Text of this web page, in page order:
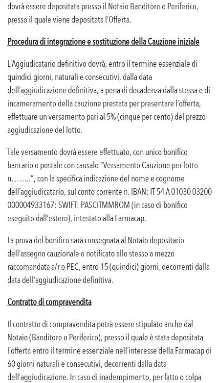
dovrà essere depositata presso il Notaio Banditore o Periferico,
presso il quale viene depositata l’Offerta.
Procedura di integrazione e sostituzione della Cauzione iniziale
L’Aggiudicatario definitivo dovrà, entro il termine essenziale di
quindici giorni, naturali e consecutivi, dalla data
dell’aggiudicazione definitiva, a pena di decadenza dalla stessa e di
incameramento della cauzione prestata per presentare l’offerta,
effettuare un versamento pari al 5% (cinque per cento) del prezzo
aggiudicazione del lotto.
Tale versamento dovrà essere effettuato, con unico bonifico
bancario o postale con causale “Versamento Cauzione per lotto
n……..”, con la specifica indicazione del nome e cognome
dell’aggiudicatario, sul conto corrente n. IBAN: IT 54 A 01030 03200
000004933167; SWIFT: PASCITMMROM (in caso di bonifico
eseguito dall’estero), intestato alla Farmacap.
La prova del bonifico sarà consegnata al Notaio depositario
dell’assegno cauzionale o notificato allo stesso a mezzo
raccomandata a/r o PEC, entro 15 (quindici) giorni, decorrenti dalla
data dell’aggiudicazione definitiva.
Contratto di compravendita
Il contratto di compravendita potrà essere stipulato anche dal
Notaio (Banditore o Periferico), presso il quale è stata depositata
l’offerta entro il termine essenziale nell’interesse della Farmacap di
60 giorni naturali e consecutivi, decorrenti dalla data
dell’aggiudicazione. In caso di inadempimento, per fatto o colpa